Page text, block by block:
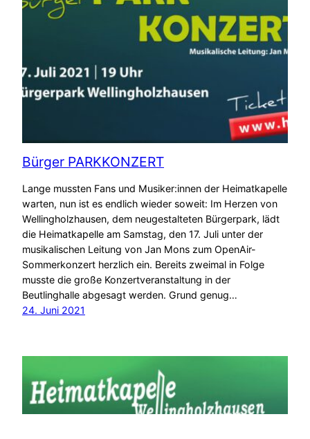
Bürger PARKKONZERT
Lange mussten Fans und Musiker:innen der Heimatkapelle
warten, nun ist es endlich wieder soweit: Im Herzen von
Wellingholzhausen, dem neugestalteten Bürgerpark, lädt
die Heimatkapelle am Samstag, den 17. Juli unter der
musikalischen Leitung von Jan Mons zum OpenAir-
Sommerkonzert herzlich ein. Bereits zweimal in Folge
musste die große Konzertveranstaltung in der
Beutlinghalle abgesagt werden. Grund genug…
24. Juni 2021